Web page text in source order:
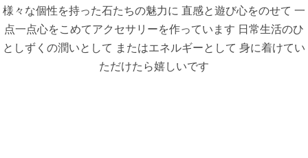
様々な個性を持った石たちの魅力に 直感と遊び心をのせて 一
点一点心をこめてアクセサリーを作っています 日常生活のひ
としずくの潤いとして またはエネルギーとして 身に着けてい
ただけたら嬉しいです